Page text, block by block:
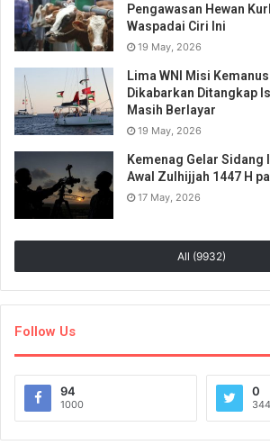
Pengawasan Hewan
Waspadai Ciri Ini
19 May, 2026
Lima WNI Misi
Dikabarkan Ditangkap
Masih Berlayar
19 May, 2026
Kemenag Gelar Sidang
Awal Zulhijjah 1447 H
17 May, 2026
All (9932)
Follow Us
94
1000
0